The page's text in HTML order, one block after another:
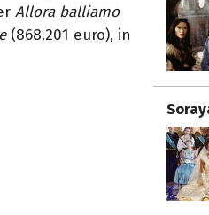
Allora balliamo
(868.201 euro), in